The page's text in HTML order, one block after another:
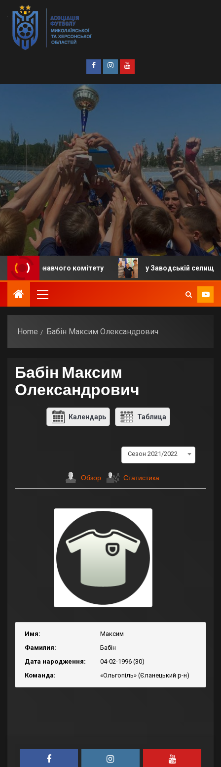
виконавчого комітету у Заводській селищній
Home Бабін Максим Олександрович
Бабін Максим
Олександрович
Календарь Таблица
Сезон 2021/2022
Обзор Статистика
Имя:
Максим
Фамилия:
Бабін
Дата народження:
04-02-1996 (30)
Команда:
«Ольгопіль» (Єланецький р-н)